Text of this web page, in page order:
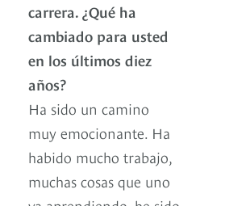
carrera. ¿Qué ha
cambiado para usted
en los últimos diez
años?
Ha sido un camino
muy emocionante. Ha
habido mucho trabajo,
muchas cosas que uno